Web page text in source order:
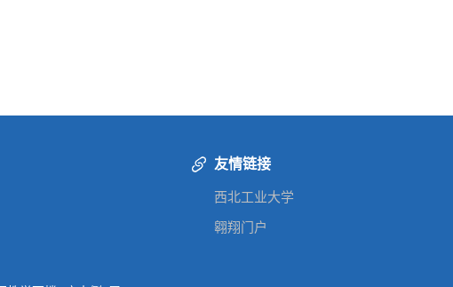
友情链接
西北工业大学
翱翔门户